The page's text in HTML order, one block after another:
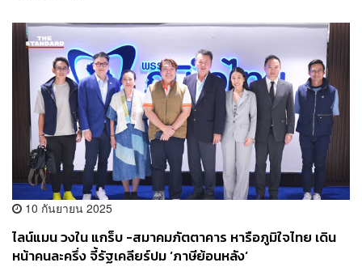
10 กันยายน 2025
ไลน์แมน วงใน แกร็บ -สมาคมภัตตาคาร หารือภูมิใจไทย เดิน
หน้าคนละครึ่ง จี้รัฐเคลียร์ปม ‘ภาษีย้อนหลัง‘